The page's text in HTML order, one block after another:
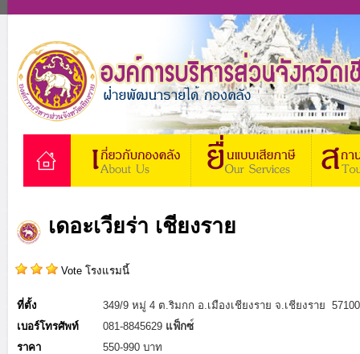
เดอะเวียร่า เชียงราย
Vote โรงแรมนี้
ที่ตั้ง
349/9 หมู่ 4 ต.ริมกก อ.เมืองเชียงราย จ.เชียงราย 57100
เบอร์โทรศัพท์
081-8845629 แฟ็กซ
ราคา
550-990 บาท